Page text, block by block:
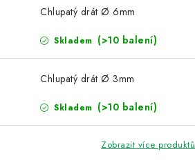
Chlupatý drát Ø 6mm
Skladem (>10 balení)
Chlupatý drát Ø 3mm
Skladem (>10 balení)
Zobrazit více produktů